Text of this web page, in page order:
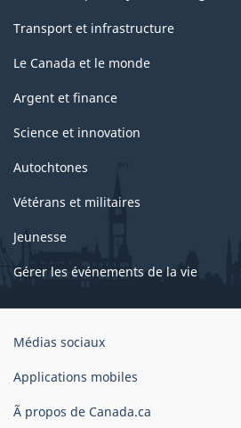
Transport et infrastructure
Le Canada et le monde
Argent et finance
Science et innovation
Autochtones
Vétérans et militaires
Jeunesse
Gérer les événements de la vie
Organisation
gouvernement
Canada
Médias sociaux
Applications mobiles
Ã propos de Canada.ca